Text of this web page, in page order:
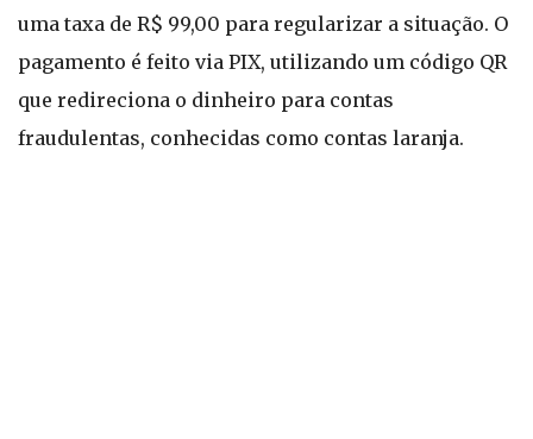
uma taxa de R$ 99,00 para regularizar a situação. O
pagamento é feito via PIX, utilizando um código QR
que redireciona o dinheiro para contas
fraudulentas, conhecidas como contas laranja.